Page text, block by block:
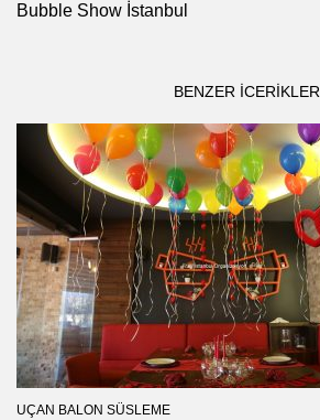
Bubble Show İstanbul
BENZER ICERIKLER
UÇAN BALON SÜSLEME